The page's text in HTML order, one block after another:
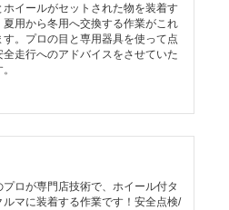
ホイールがセットされた物を装着す
夏用から冬用へ交換する作業がこれ
す。プロの目と専用器具を使って点
全走行へのアドバイスをさせていた
プロが専門店技術で、ホイール付タ
ルマに装着する作業です！安全点検/